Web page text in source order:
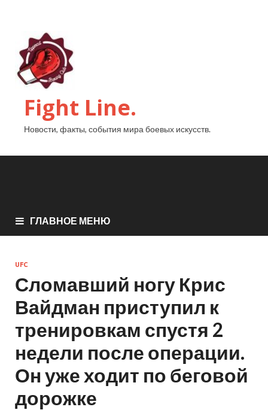
Fight Line.
Новости, факты, события мира боевых искусств.
ГЛАВНОЕ МЕНЮ
UFC
Сломавший ногу Крис
Вайдман приступил к
тренировкам спустя 2
недели после операции.
Он уже ходит по беговой
дорожке